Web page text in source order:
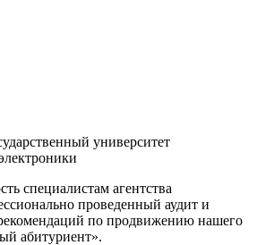
специалистам агентства
проведенный аудит и
по продвижению нашего
абитуриент».